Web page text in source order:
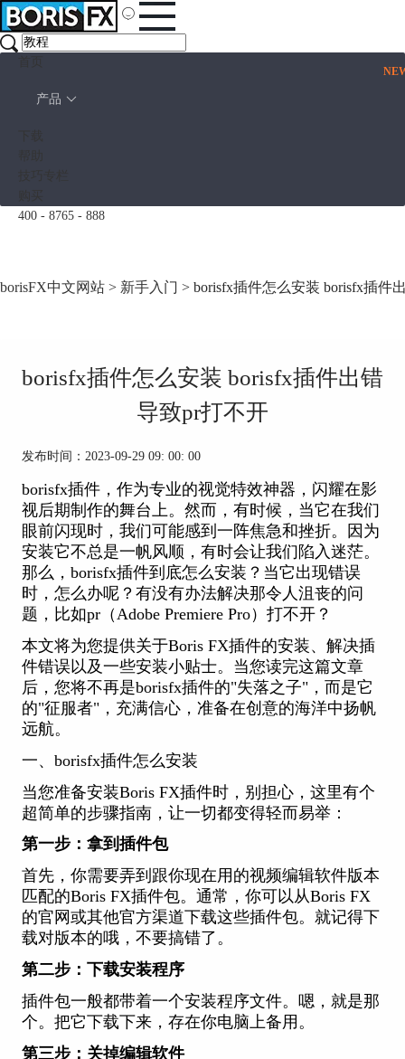
产品
400 - 8765 - 888
borisFX中文网站 > 新手入门 > borisfx插件怎么安装 borisfx插件
borisfx插件怎么安装 borisfx插件出错
导致pr打不开
发布时间：2023-09-29 09: 00: 00
borisfx插件，作为专业的视觉特效神器，闪耀在影
视后期制作的舞台上。然而，有时候，当它在我们
眼前闪现时，我们可能感到一阵焦急和挫折。因为
安装它不总是一帆风顺，有时会让我们陷入迷茫。
那么，borisfx插件到底怎么安装？当它出现错误
时，怎么办呢？有没有办法解决那令人沮丧的问
题，比如pr（Adobe Premiere Pro）打不开？
本文将为您提供关于Boris FX插件的安装、解决插
件错误以及一些安装小贴士。当您读完这篇文章
后，您将不再是borisfx插件的"失落之子"，而是它
的"征服者"，充满信心，准备在创意的海洋中扬帆
远航。
一、borisfx插件怎么安装
当您准备安装Boris FX插件时，别担心，这里有个
超简单的步骤指南，让一切都变得轻而易举：
第一步：拿到插件包
首先，你需要弄到跟你现在用的视频编辑软件版本
匹配的Boris FX插件包。通常，你可以从Boris FX
的官网或其他官方渠道下载这些插件包。就记得下
载对版本的哦，不要搞错了。
第二步：下载安装程序
插件包一般都带着一个安装程序文件。嗯，就是那
个。把它下载下来，存在你电脑上备用。
第三步：关掉编辑软件